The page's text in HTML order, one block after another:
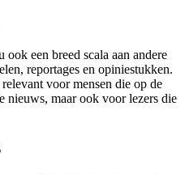
een breed scala aan andere
reportages en opiniestukken.
voor mensen die op de
nieuws, maar ook voor lezers die